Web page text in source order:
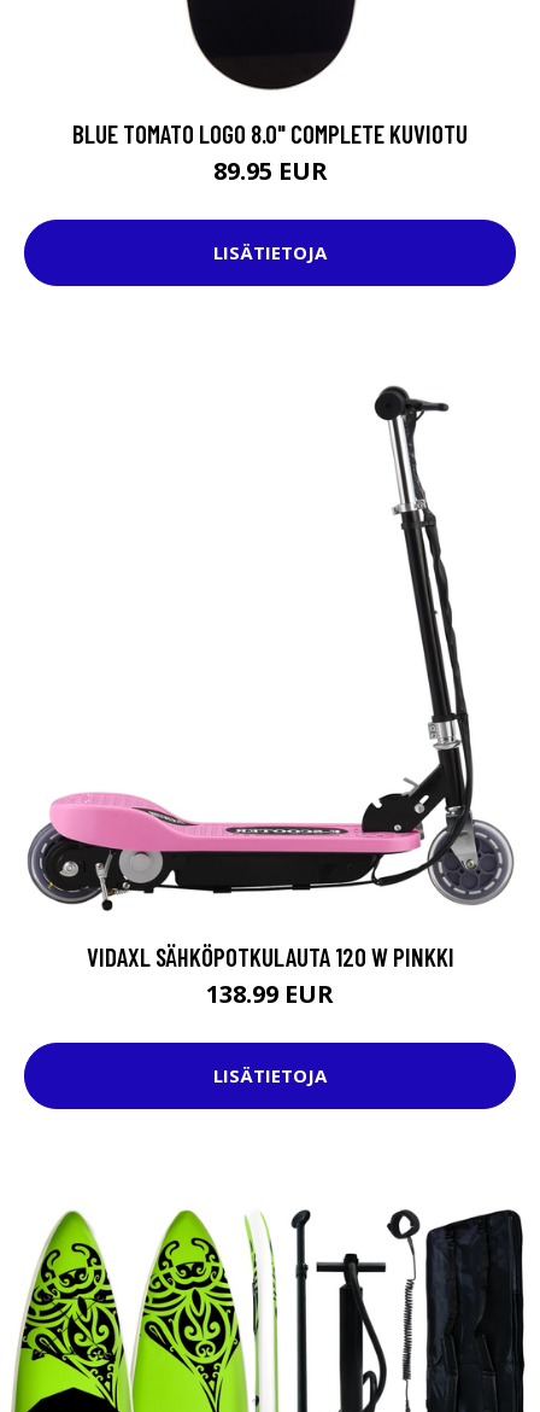
BLUE TOMATO LOGO 8.0" COMPLETE KUVIOTU
89.95 EUR
LISÄTIETOJA
VIDAXL SÄHKÖPOTKULAUTA 120 W PINKKI
138.99 EUR
LISÄTIETOJA